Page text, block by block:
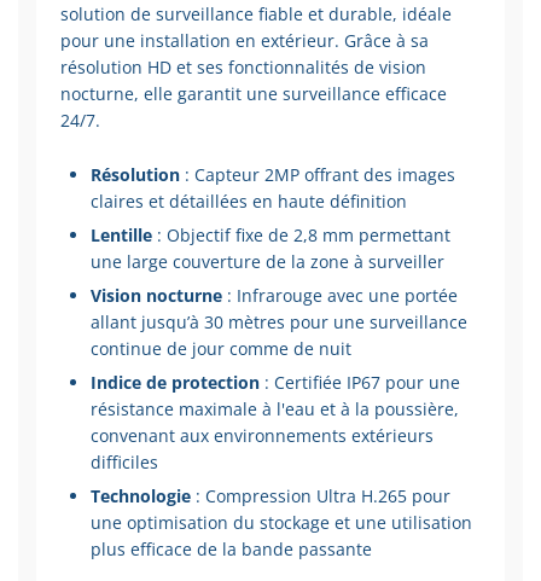
solution de surveillance fiable et durable, idéale
pour une installation en extérieur. Grâce à sa
résolution HD et ses fonctionnalités de vision
nocturne, elle garantit une surveillance efficace
24/7.
Résolution : Capteur 2MP offrant des images
claires et détaillées en haute définition
Lentille : Objectif fixe de 2,8 mm permettant
une large couverture de la zone à surveiller
Vision nocturne : Infrarouge avec une portée
allant jusqu’à 30 mètres pour une surveillance
continue de jour comme de nuit
Indice de protection : Certifiée IP67 pour une
résistance maximale à l'eau et à la poussière,
convenant aux environnements extérieurs
difficiles
Technologie : Compression Ultra H.265 pour
une optimisation du stockage et une utilisation
plus efficace de la bande passante